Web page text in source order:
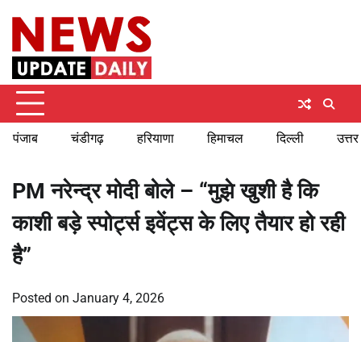
content
पंजाब चंडीगढ़ हरियाणा हिमाचल दिल्ली
PM नरेन्‍द्र मोदी बोले – “मुझे खुशी है कि
काशी बड़े स्पोर्ट्स इवेंट्स के लिए तैयार हो रही
है”
Posted on January 4, 2026